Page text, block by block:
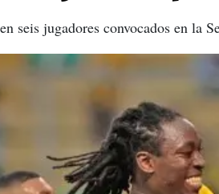
seis jugadores convocados en la